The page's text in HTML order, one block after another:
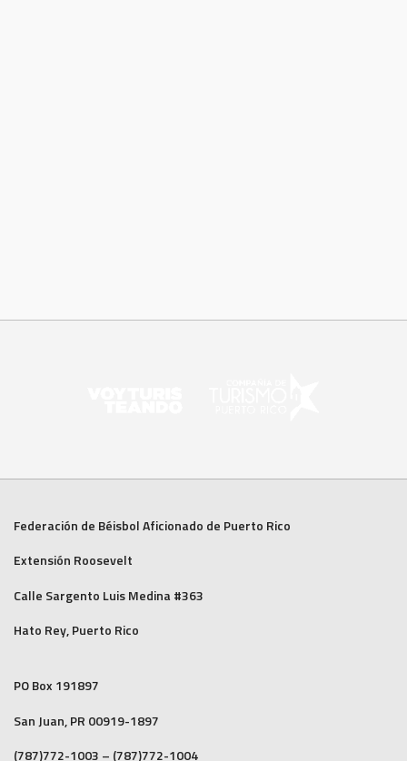
Federación de Béisbol Aficionado de Puerto Rico
Extensión Roosevelt
Calle Sargento Luis Medina #363
Hato Rey, Puerto Rico
PO Box 191897
San Juan, PR 00919-1897
(787)772-1003 – (787)772-1004